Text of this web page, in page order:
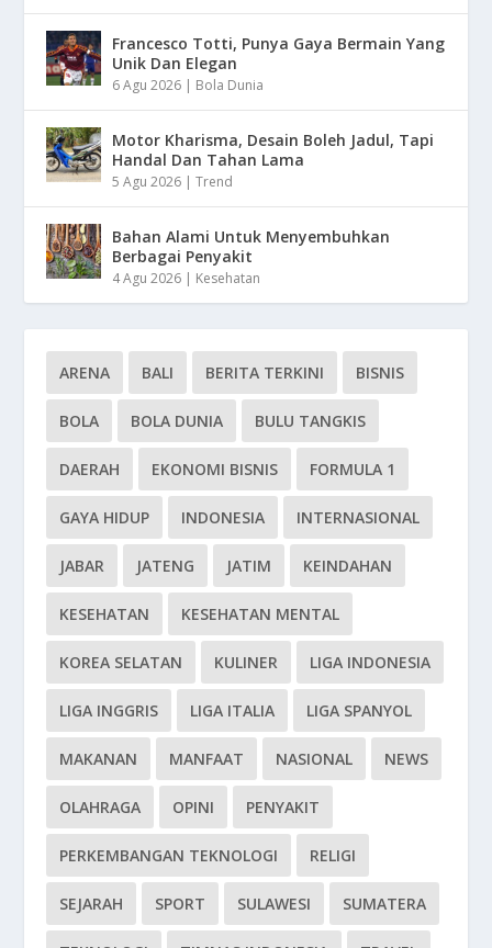
Francesco Totti, Punya Gaya Bermain Yang
Unik Dan Elegan
6 Agu 2026 | Bola Dunia
Motor Kharisma, Desain Boleh Jadul, Tapi
Handal Dan Tahan Lama
5 Agu 2026 |Trend
Bahan Alami Untuk Menyembuhkan
Berbagai Penyakit
4 Agu 2026 | Kesehatan
ARENA BALI BERITA TERKINI BISNIS
BOLA BOLA DUNIA BULU TANGKIS
DAERAH EKONOMI BISNIS FORMULA 1
GAYA HIDUP INDONESIA INTERNASIONAL
JABAR JATENG JATIM KEINDAHAN
KESEHATAN KESEHATAN MENTAL
KOREA SELATAN KULINER LIGA INDONESIA
LIGA INGGRIS LIGA ITALIA LIGA SPANYOL
MAKANAN MANFAAT NASIONAL NEWS
OLAHRAGA OPINI PENYAKIT
PERKEMBANGAN TEKNOLOGI RELIGI
SEJARAH SPORT SULAWESI SUMATERA